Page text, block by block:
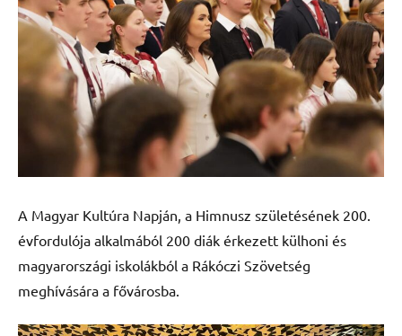
A Magyar Kultúra Napján, a Himnusz születésének 200.
évfordulója alkalmából 200 diák érkezett külhoni és
magyarországi iskolákból a Rákóczi Szövetség
meghívására a fővárosba.